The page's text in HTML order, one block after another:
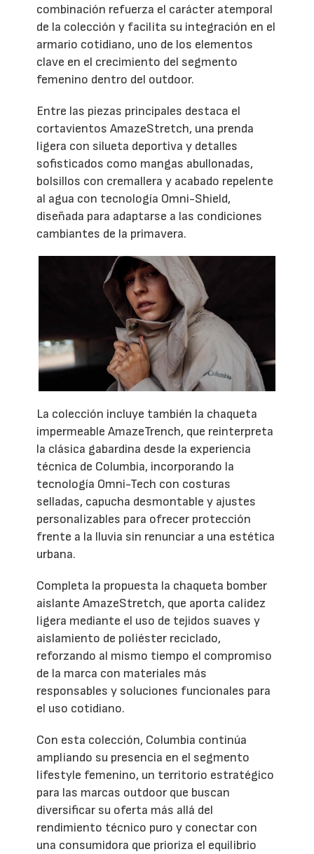
combinación refuerza el carácter atemporal
de la colección y facilita su integración en el
armario cotidiano, uno de los elementos
clave en el crecimiento del segmento
femenino dentro del outdoor.
Entre las piezas principales destaca el
cortavientos AmazeStretch, una prenda
ligera con silueta deportiva y detalles
sofisticados como mangas abullonadas,
bolsillos con cremallera y acabado repelente
al agua con tecnología Omni-Shield,
diseñada para adaptarse a las condiciones
cambiantes de la primavera.
La colección incluye también la chaqueta
impermeable AmazeTrench, que reinterpreta
la clásica gabardina desde la experiencia
técnica de Columbia, incorporando la
tecnología Omni-Tech con costuras
selladas, capucha desmontable y ajustes
personalizables para ofrecer protección
frente a la lluvia sin renunciar a una estética
urbana.
Completa la propuesta la chaqueta bomber
aislante AmazeStretch, que aporta calidez
ligera mediante el uso de tejidos suaves y
aislamiento de poliéster reciclado,
reforzando al mismo tiempo el compromiso
de la marca con materiales más
responsables y soluciones funcionales para
el uso cotidiano.
Con esta colección, Columbia continúa
ampliando su presencia en el segmento
lifestyle femenino, un territorio estratégico
para las marcas outdoor que buscan
diversificar su oferta más allá del
rendimiento técnico puro y conectar con
una consumidora que prioriza el equilibrio